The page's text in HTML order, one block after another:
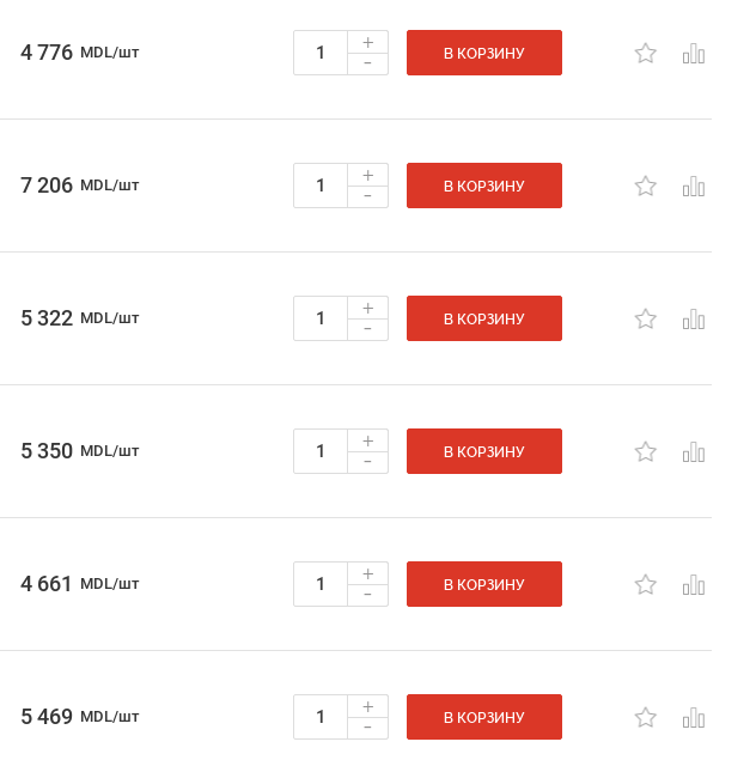
4 776 MDL/шт +
- В КОРЗИНУ
7 206 MDL/шт +
- В КОРЗИНУ
5 322 MDL/шт +
- В КОРЗИНУ
5 350 MDL/шт +
- В КОРЗИНУ
4 661 MDL/шт +
- В КОРЗИНУ
5 469 MDL/шт +
- В КОРЗИНУ